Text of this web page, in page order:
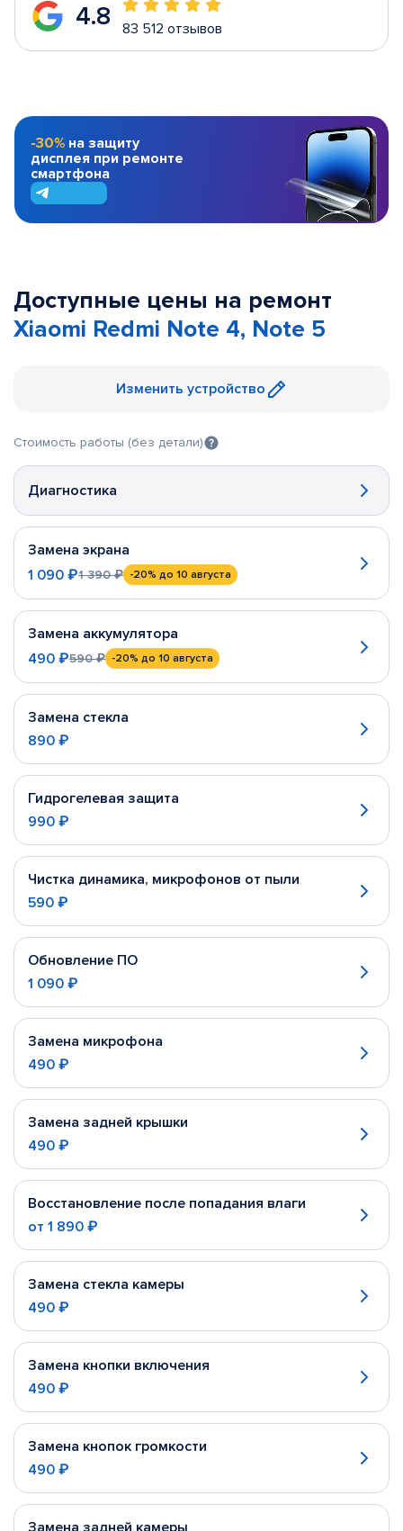
4.8 83 512 отзывов
-30% на защиту
дисплея при ремонте
смартфона
Доступные цены на ремонт
Xiaomi Redmi Note 4, Note 5
Изменить устройство
Стоимость работы (без детали)
Диагностика
Замена экрана
1 090 ₽1 390 ₽ -20% до 10 августа
Замена аккумулятора
490 ₽590 ₽ -20% до 10 августа
Замена стекла
890 ₽
Гидрогелевая защита
990 ₽
Чистка динамика, микрофонов от пыли
590 ₽
Обновление ПО
1 090 ₽
Замена микрофона
490 ₽
Замена задней крышки
490 ₽
Восстановление после попадания влаги
от 1 890 ₽
Замена стекла камеры
490 ₽
Замена кнопки включения
490 ₽
Замена кнопок громкости
490 ₽
Замена задней камеры